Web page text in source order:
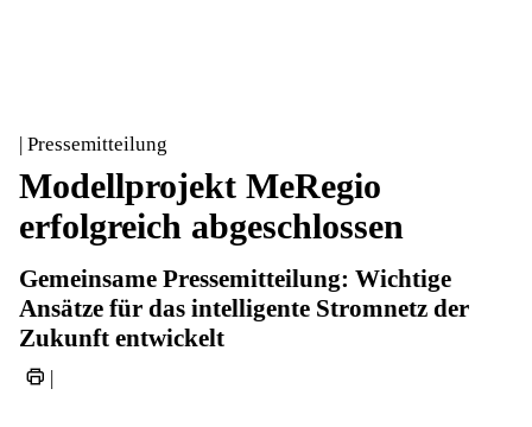
| Pressemitteilung
Modellprojekt MeRegio
erfolgreich abgeschlossen
Gemeinsame Pressemitteilung: Wichtige
Ansätze für das intelligente Stromnetz der
Zukunft entwickelt
|